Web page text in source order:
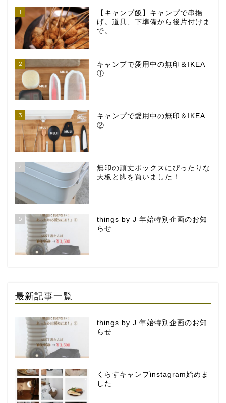
1
【キャンプ飯】キャンプで串揚
げ。道具、下準備から後片付けま
で。
2
キャンプで愛用中の無印＆IKEA
①
3
キャンプで愛用中の無印＆IKEA
②
4
無印の頑丈ボックスにぴったりな
天板と脚を買いました！
5
things by J 年始特別企画のお知
らせ
最新記事一覧
things by J 年始特別企画のお知
らせ
くらすキャンプinstagram始めま
した